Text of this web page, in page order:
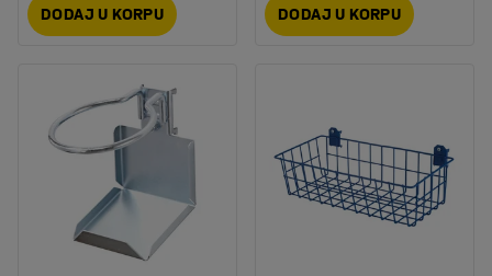
DODAJ U KORPU DODAJ U KORPU